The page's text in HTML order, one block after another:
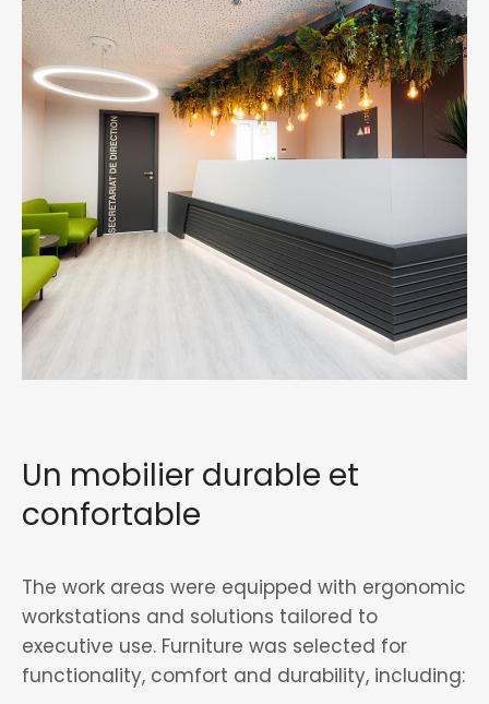
Un mobilier durable et
confortable
The work areas were equipped with ergonomic
workstations and solutions tailored to
executive use. Furniture was selected for
functionality, comfort and durability, including: